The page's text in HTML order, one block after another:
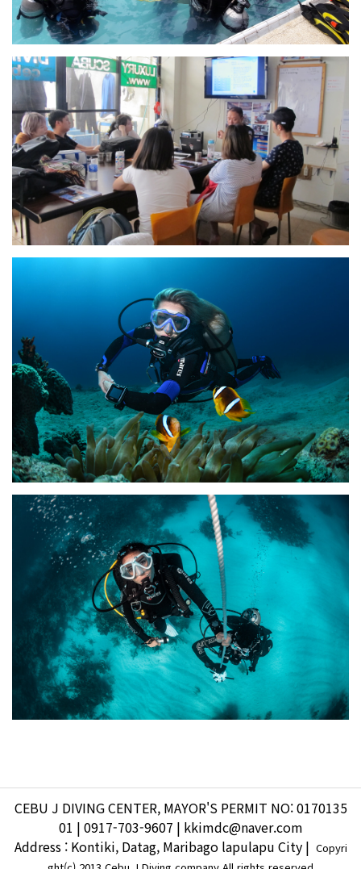
CEBU J DIVING CENTER, MAYOR'S PERMIT NO: 0170135
01 | 0917-703-9607 | kkimdc@naver.com
Address : Kontiki, Datag, Maribago lapulapu City | Copyri